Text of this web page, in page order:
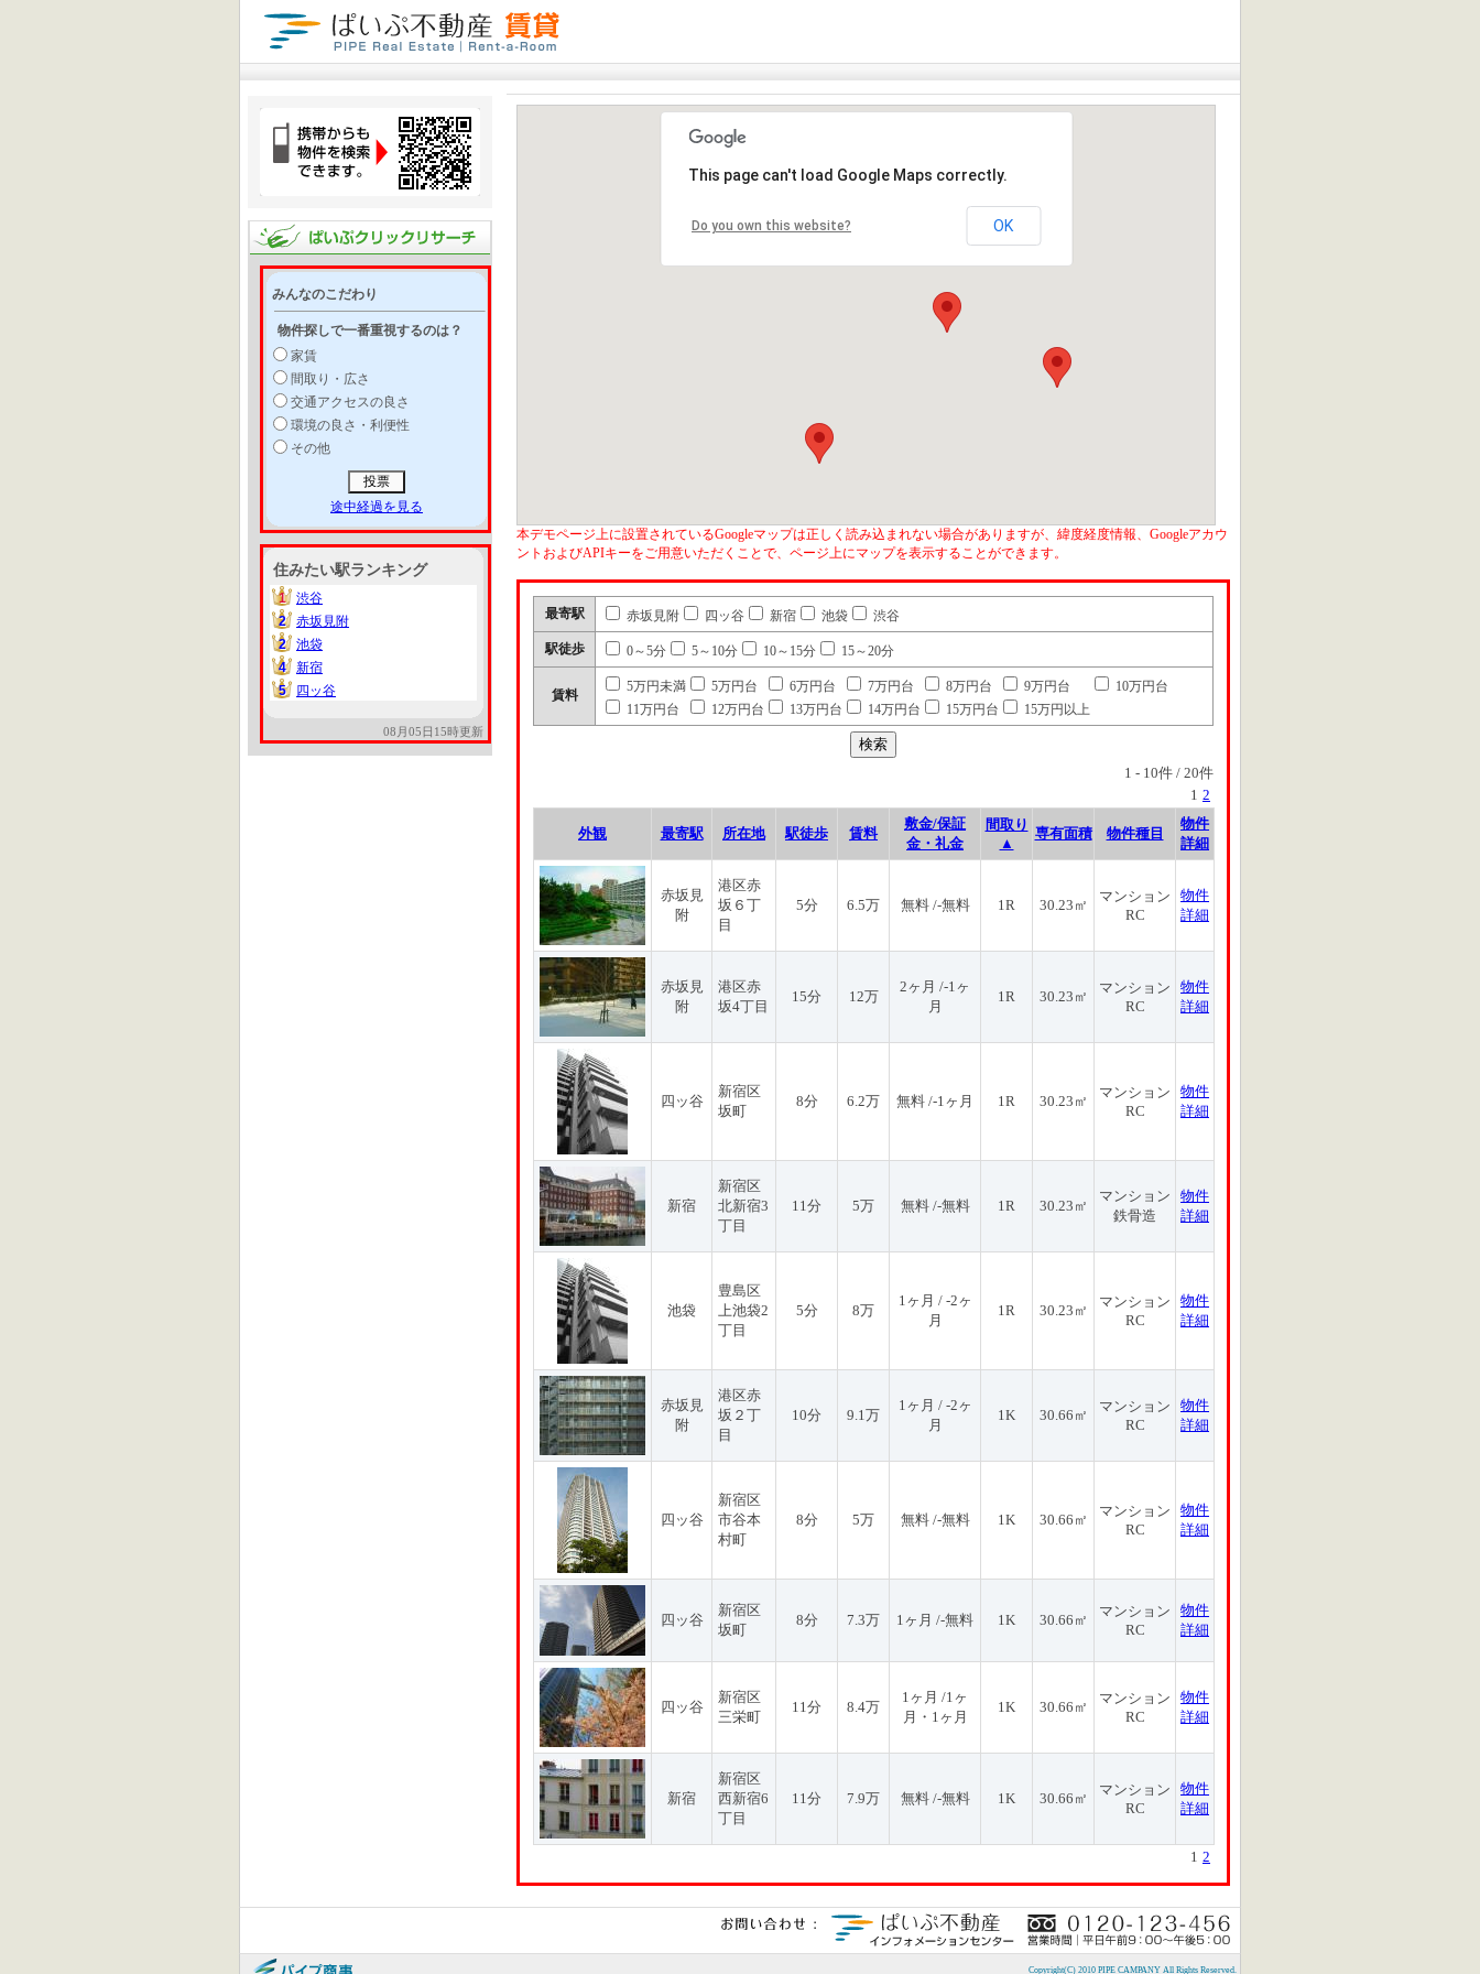
みんなのこだわり
物件探しで一番重視するのは？
家賃
間取り・広さ
交通アクセスの良さ
環境の良さ・利便性
その他
途中経過を見る
住みたい駅ランキング
1
1
渋谷
2
2
赤坂見附
2
2
池袋
4
4
新宿
5
5 四ッ谷
08月05日15時更新
This page can't load Google Maps correctly.
Do you own this website? OK
本デモページ上に設置されているGoogleマップは正しく読み込まれない場合がありますが、緯度経度情報、Googleアカウ
ントおよびAPIキーをご用意いただくことで、ページ上にマップを表示することができます。
最寄駅 赤坂見附 四ッ谷 新宿 池袋 渋谷
駅徒歩 0～5分 5～10分 10～15分 15～20分
賃料
5万円未満 5万円台 6万円台 7万円台 8万円台 9万円台
10万円台
11万円台
12万円台 13万円台 14万円台 15万円台 15万円以上
1 - 10件 / 20件
1 2
外観 最寄駅 所在地 駅徒歩 賃料
敷金/保証
金・礼金
間取り
▲
専有面積 物件種目
物件
詳細
赤坂見
附
港区赤
坂６丁
目
5分 6.5万 無料 /-無料 1R 30.23㎡
マンション
RC
物件
詳細
赤坂見
附
港区赤
坂4丁目
15分 12万
2ヶ月 /-1ヶ
月
1R 30.23㎡
マンション
RC
物件
詳細
四ッ谷
新宿区
坂町
8分 6.2万 無料 /-1ヶ月 1R 30.23㎡
マンション
RC
物件
詳細
新宿
新宿区
北新宿3
丁目
11分 5万 無料 /-無料 1R 30.23㎡
マンション
鉄骨造
物件
詳細
池袋
豊島区
上池袋2
丁目
5分 8万
1ヶ月 / -2ヶ
月
1R 30.23㎡
マンション
RC
物件
詳細
赤坂見
附
港区赤
坂２丁
目
10分 9.1万
1ヶ月 / -2ヶ
月
1K 30.66㎡
マンション
RC
物件
詳細
四ッ谷
新宿区
市谷本
村町
8分 5万 無料 /-無料 1K 30.66㎡
マンション
RC
物件
詳細
四ッ谷
新宿区
坂町
8分 7.3万 1ヶ月 /-無料 1K 30.66㎡
マンション
RC
物件
詳細
四ッ谷
新宿区
三栄町
11分 8.4万
1ヶ月 /1ヶ
月・1ヶ月
1K 30.66㎡
マンション
RC
物件
詳細
新宿
新宿区
西新宿6
丁目
11分 7.9万 無料 /-無料 1K 30.66㎡
マンション
RC
物件
詳細
1 2
Copyright(C) 2010 PIPE CAMPANY All Rights Reserved.